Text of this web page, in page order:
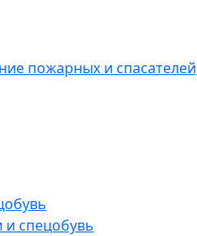
пожарных и спасателей
спецобувь